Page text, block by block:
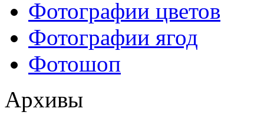
Фотографии цветов
Фотографии ягод
Фотошоп
Архивы